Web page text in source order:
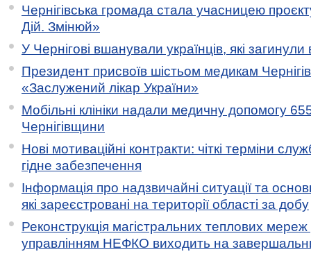
Чернігівська громада стала учасницею
Дій. Змінюй»
У Чернігові вшанували українців, які загинули
Президент присвоїв шістьом медикам
«Заслужений лікар України»
Мобільні клініки надали медичну допомогу
Чернігівщини
Нові мотиваційні контракти: чіткі терміни
гідне забезпечення
Інформація про надзвичайні ситуації та
які зареєстровані на території області за добу
Реконструкція магістральних теплових мереж
управлінням НЕФКО виходить на